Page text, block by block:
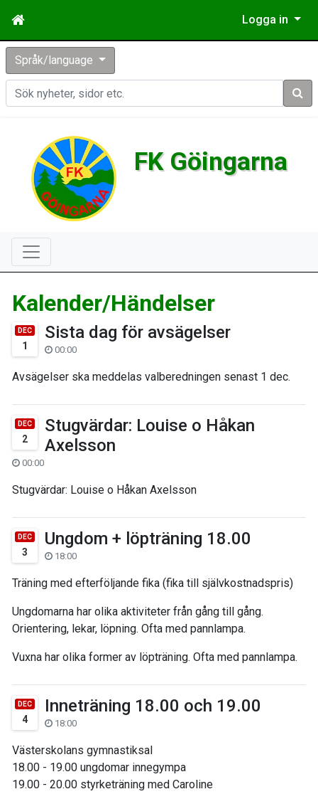
Logga in
Språk/language
Sök
FK Göingarna
Kalender/Händelser
DEC
1
Sista dag för avsägelser
00:00
Avsägelser ska meddelas valberedningen senast 1 dec.
DEC
2
Stugvärdar: Louise o Håkan
Axelsson
00:00
Stugvärdar: Louise o Håkan Axelsson
DEC
3
Ungdom + löpträning 18.00
18:00
Träning med efterföljande fika (fika till självkostnadspris)
Ungdomarna har olika aktiviteter från gång till gång.
Orientering, lekar, löpning. Ofta med pannlampa.
Vuxna har olika former av löpträning. Ofta med pannlampa.
DEC
4
Inneträning 18.00 och 19.00
18:00
Västerskolans gymnastiksal
18.00 - 19.00 ungdomar innegympa
19.00 - 20.00 styrketräning med Caroline